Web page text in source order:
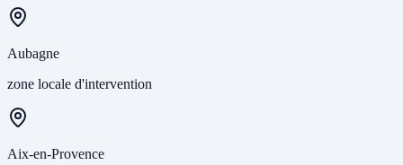
Aubagne
zone locale d'intervention
Aix-en-Provence